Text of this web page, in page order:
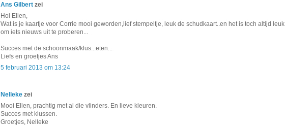
Ans Gilbert zei
Hoi Ellen,
Wat is je kaartje voor Corrie mooi geworden,lief stempeltje, leuk de schudkaart..en het is toch altijd leuk
om iets nieuws uit te proberen...
Succes met de schoonmaak/klus...eten...
Liefs en groetjes Ans
5 februari 2013 om 13:24
Nelleke zei
Mooi Ellen, prachtig met al die vlinders. En lieve kleuren.
Succes met klussen.
Groetjes, Nelleke